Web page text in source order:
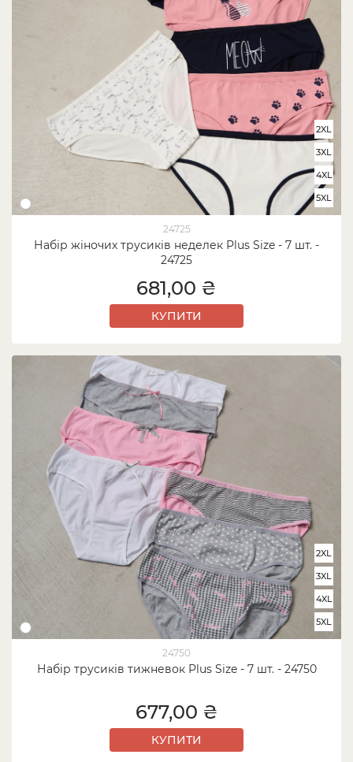
24725
Набір жіночих трусиків неделек Plus Size - 7 шт. -
24725
2XL
3XL
4XL
5XL
681,00 ₴
КУПИТИ
24750
Набір трусиків тижневок Plus Size - 7 шт. - 24750
2XL
3XL
4XL
5XL
677,00 ₴
КУПИТИ